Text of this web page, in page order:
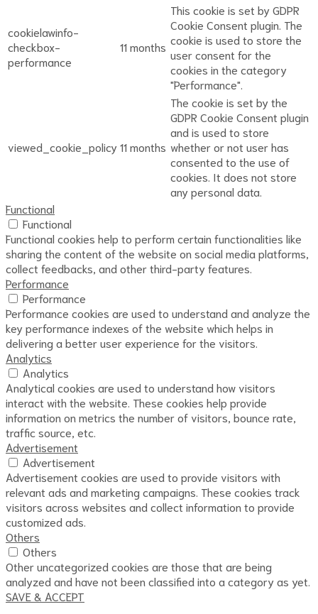
cookielawinfo-
checkbox-
performance
11 months
This cookie is set by GDPR
Cookie Consent plugin. The
cookie is used to store the
user consent for the
cookies in the category
"Performance".
viewed_cookie_policy11 months
The cookie is set by the
GDPR Cookie Consent plugin
and is used to store
whether or not user has
consented to the use of
cookies. It does not store
any personal data.
Functional
Functional
Functional cookies help to perform certain functionalities like
sharing the content of the website on social media platforms,
collect feedbacks, and other third-party features.
Performance
Performance
Performance cookies are used to understand and analyze the
key performance indexes of the website which helps in
delivering a better user experience for the visitors.
Analytics
Analytics
Analytical cookies are used to understand how visitors
interact with the website. These cookies help provide
information on metrics the number of visitors, bounce rate,
traffic source, etc.
Advertisement
Advertisement
Advertisement cookies are used to provide visitors with
relevant ads and marketing campaigns. These cookies track
visitors across websites and collect information to provide
customized ads.
Others
Others
Other uncategorized cookies are those that are being
analyzed and have not been classified into a category as yet.
SAVE & ACCEPT